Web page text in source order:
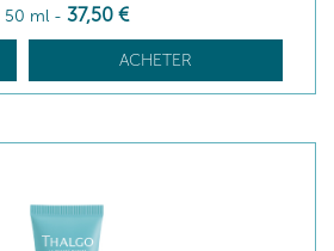
50 ml - 37,50 €
ACHETER